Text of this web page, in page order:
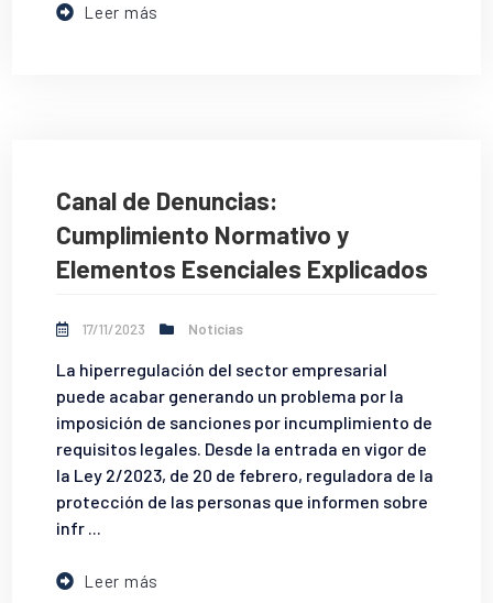
Leer más
Canal de Denuncias:
Cumplimiento Normativo y
Elementos Esenciales Explicados
17/11/2023 Noticias
La hiperregulación del sector empresarial
puede acabar generando un problema por la
imposición de sanciones por incumplimiento de
requisitos legales. Desde la entrada en vigor de
la Ley 2/2023, de 20 de febrero, reguladora de la
protección de las personas que informen sobre
infr ...
Leer más